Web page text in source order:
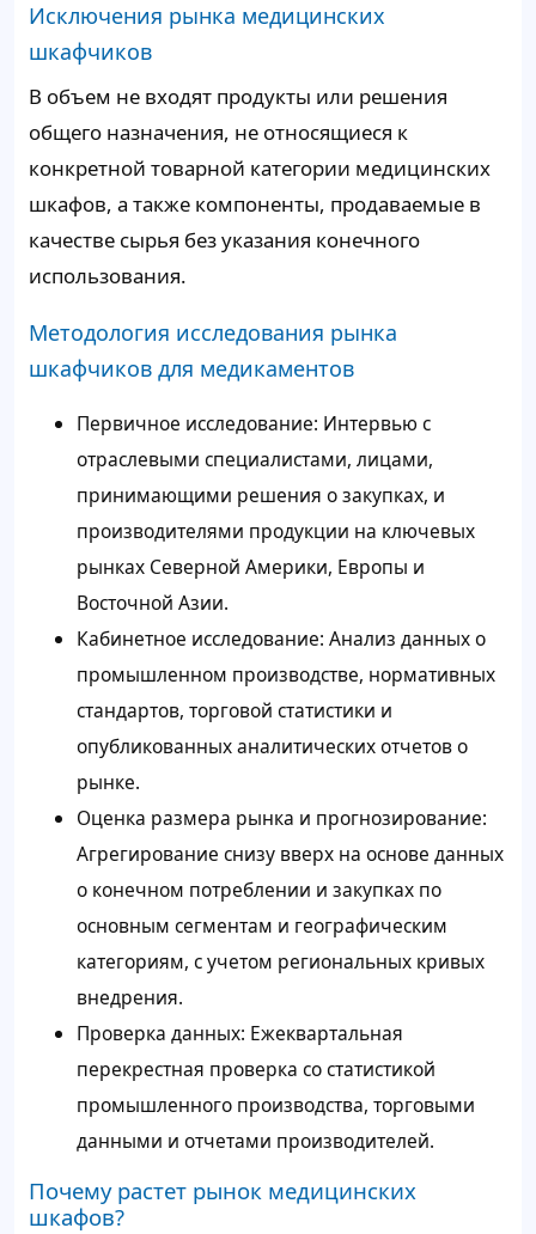
Исключения рынка медицинских
шкафчиков
В объем не входят продукты или решения
общего назначения, не относящиеся к
конкретной товарной категории медицинских
шкафов, а также компоненты, продаваемые в
качестве сырья без указания конечного
использования.
Методология исследования рынка
шкафчиков для медикаментов
Первичное исследование: Интервью с
отраслевыми специалистами, лицами,
принимающими решения о закупках, и
производителями продукции на ключевых
рынках Северной Америки, Европы и
Восточной Азии.
Кабинетное исследование: Анализ данных о
промышленном производстве, нормативных
стандартов, торговой статистики и
опубликованных аналитических отчетов о
рынке.
Оценка размера рынка и прогнозирование:
Агрегирование снизу вверх на основе данных
о конечном потреблении и закупках по
основным сегментам и географическим
категориям, с учетом региональных кривых
внедрения.
Проверка данных: Ежеквартальная
перекрестная проверка со статистикой
промышленного производства, торговыми
данными и отчетами производителей.
Почему растет рынок медицинских
шкафов?